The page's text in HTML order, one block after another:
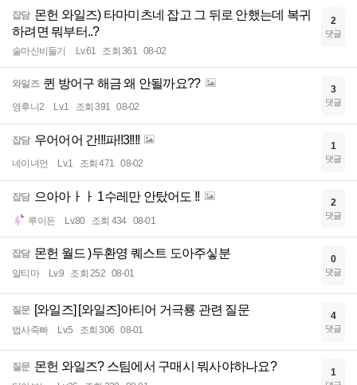
잡담 몬헌 와일즈) 타마미츠네 잡고 그 뒤로 안했는데 복귀
하려면 뭐부터..?
술마신비둘기 Lv.61 조회 361 08-02
2
댓글
와일즈 퀸 방어구 해금 왜 안될까요??
영후니2 Lv.1 조회 391 08-02
3
댓글
잡담 우어어어 간!!!파!!3!!!!
네이녀언 Lv.1 조회 471 08-02
1
댓글
잡담 으아아ㅏㅏ 1수레만 안탔어도 !!
루이든 Lv.80 조회 434 08-01
2
댓글
잡담 몬헌 월드 )두환영 퀘스트 도아주싷분
알티마 Lv.9 조회 252 08-01
0
댓글
질문 [와일즈] [와일즈]아티어 거극룡 관련 질문
법사죽빠 Lv.5 조회 306 08-01
4
댓글
질문 몬헌 와일즈? 스팀에서 구매시 뭐사야하나요? 1